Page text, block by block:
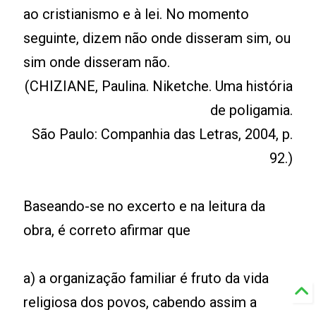
ao cristianismo e à lei. No momento
seguinte, dizem não onde disseram sim, ou
sim onde disseram não.
(CHIZIANE, Paulina. Niketche. Uma história
de poligamia.
São Paulo: Companhia das Letras, 2004, p.
92.)
Baseando-se no excerto e na leitura da
obra, é correto afirmar que
a) a organização familiar é fruto da vida
religiosa dos povos, cabendo assim a